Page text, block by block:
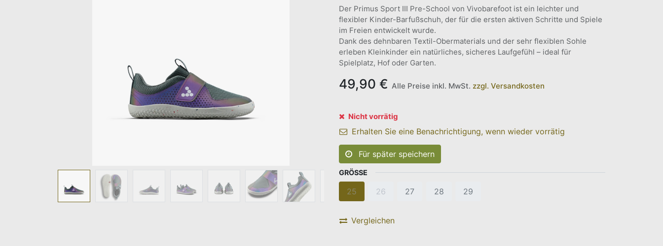
Der Primus Sport III Pre-School von Vivobarefoot ist ein leichter und
flexibler Kinder-Barfußschuh, der für die ersten aktiven Schritte und Spiele
im Freien entwickelt wurde.
Dank des dehnbaren Textil-Obermaterials und der sehr flexiblen Sohle
erleben Kleinkinder ein natürliches, sicheres Laufgefühl – ideal für
Spielplatz, Hof oder Garten.
49,90 € Alle Preise inkl. MwSt. zzgl. Versandkosten
Nicht vorrätig
Erhalten Sie eine Benachrichtigung, wenn wieder vorrätig
Für später speichern
GRÖSSE
25 26 27 28 29
Vergleichen